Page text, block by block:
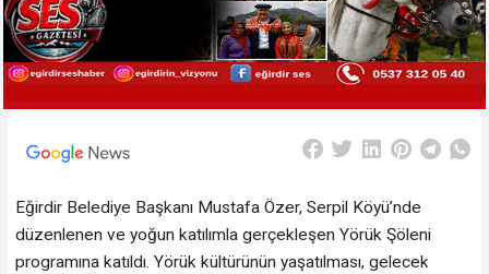
Eğirdir Belediye Başkanı Mustafa Özer, Serpil Köyü’nde
düzenlenen ve yoğun katılımla gerçekleşen Yörük Şöleni
programına katıldı. Yörük kültürünün yaşatılması, gelecek